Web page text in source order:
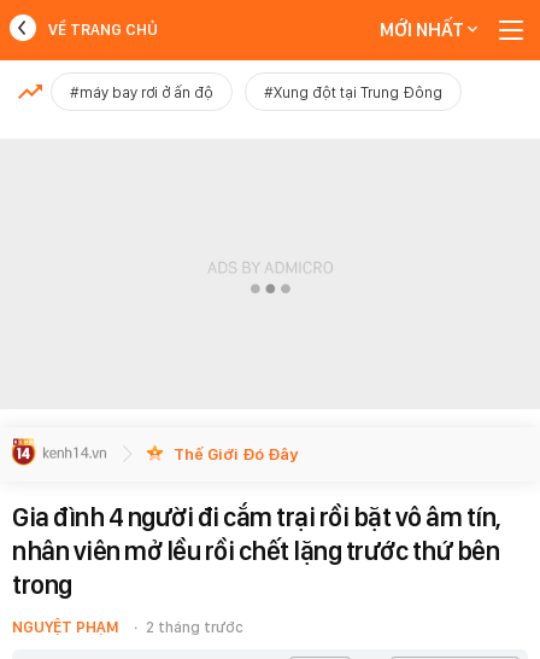
MỚI NHẤT
VỀ TRANG CHỦ MỚI NHẤT
#máy bay rơi ở ấn độ #Xung đột tại Trung Đông
Thế Giới Đó Đây
Gia đình 4 người đi cắm trại rồi bặt vô âm tín,
nhân viên mở lều rồi chết lặng trước thứ bên
trong
NGUYỆT PHẠM 2 tháng trước